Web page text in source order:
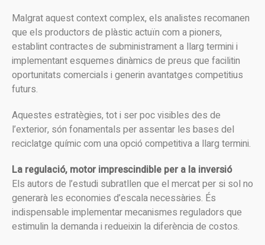
Malgrat aquest context complex, els analistes recomanen
que els productors de plàstic actuïn com a pioners,
establint contractes de subministrament a llarg termini i
implementant esquemes dinàmics de preus que facilitin
oportunitats comercials i generin avantatges competitius
futurs.
Aquestes estratègies, tot i ser poc visibles des de
l’exterior, són fonamentals per assentar les bases del
reciclatge químic com una opció competitiva a llarg termini.
La regulació, motor imprescindible per a la inversió
Els autors de l’estudi subratllen que el mercat per si sol no
generarà les economies d’escala necessàries. És
indispensable implementar mecanismes reguladors que
estimulin la demanda i redueixin la diferència de costos.